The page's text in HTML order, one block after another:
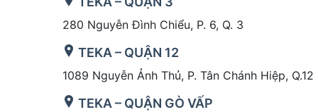
280 Nguyễn Đình Chiểu, P. 6, Q. 3
TEKA – QUẬN 12
1089 Nguyễn Ảnh Thủ, P. Tân Chánh Hiệp, Q.12
TEKA – QUẬN GÒ VẤP